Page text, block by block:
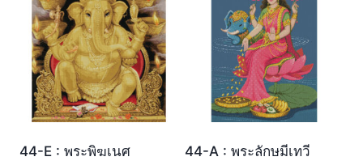
44-E : พระพิฆเนศ 44-A : พระลักษมีเทวี